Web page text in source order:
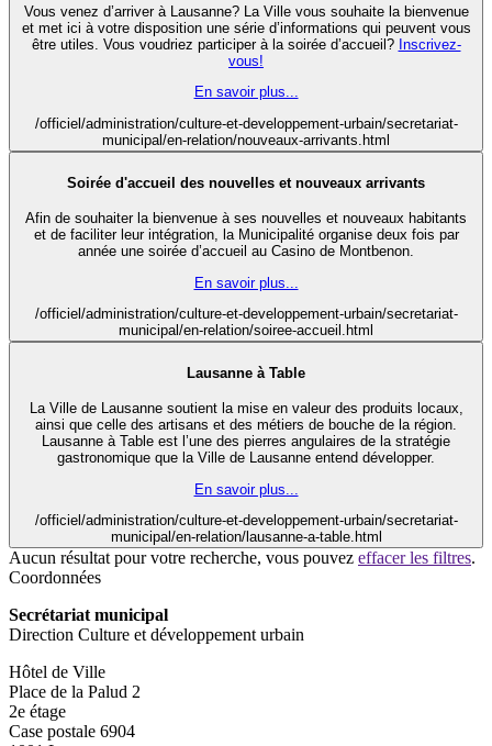
Vous venez d’arriver à Lausanne? La Ville vous souhaite la bienvenue
et met ici à votre disposition une série d’informations qui peuvent vous
être utiles. Vous voudriez participer à la soirée d’accueil? Inscrivez-
vous!
En savoir plus...
/officiel/administration/culture-et-developpement-urbain/secretariat-
municipal/en-relation/nouveaux-arrivants.html
Soirée d'accueil des nouvelles et nouveaux arrivants
Afin de souhaiter la bienvenue à ses nouvelles et nouveaux habitants
et de faciliter leur intégration, la Municipalité organise deux fois par
année une soirée d’accueil au Casino de Montbenon.
En savoir plus...
/officiel/administration/culture-et-developpement-urbain/secretariat-
municipal/en-relation/soiree-accueil.html
Lausanne à Table
La Ville de Lausanne soutient la mise en valeur des produits locaux,
ainsi que celle des artisans et des métiers de bouche de la région.
Lausanne à Table est l’une des pierres angulaires de la stratégie
gastronomique que la Ville de Lausanne entend développer.
En savoir plus...
/officiel/administration/culture-et-developpement-urbain/secretariat-
municipal/en-relation/lausanne-a-table.html
Aucun résultat pour votre recherche, vous pouvez effacer les filtres.
Coordonnées
Secrétariat municipal
Direction Culture et développement urbain
Hôtel de Ville
Place de la Palud 2
2e étage
Case postale 6904